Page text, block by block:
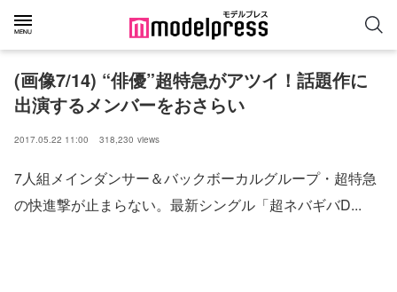
(画像7/14) “俳優”超特急がアツイ！話題作に
出演するメンバーをおさらい
2017.05.22 11:00 318,230 views
7人組メインダンサー＆バックボーカルグループ・超特急
の快進撃が止まらない。最新シングル「超ネバギバD...